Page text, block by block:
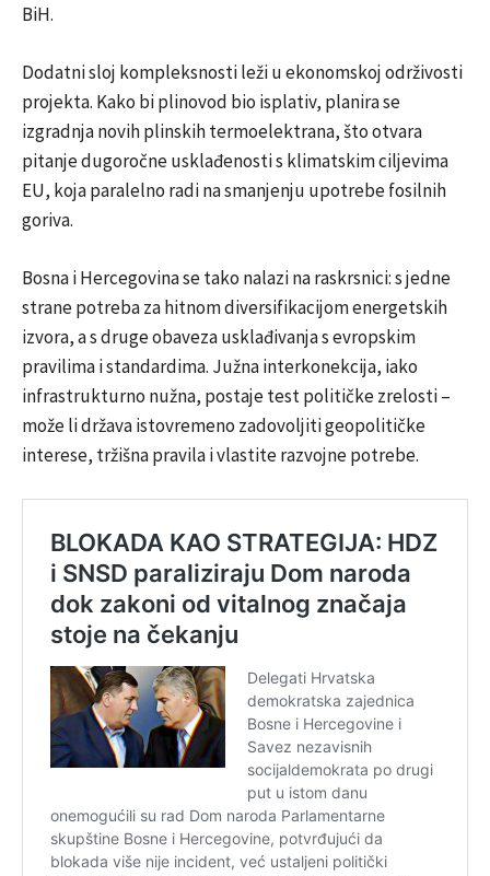
BiH.
Dodatni sloj kompleksnosti leži u ekonomskoj održivosti
projekta. Kako bi plinovod bio isplativ, planira se
izgradnja novih plinskih termoelektrana, što otvara
pitanje dugoročne usklađenosti s klimatskim ciljevima
EU, koja paralelno radi na smanjenju upotrebe fosilnih
goriva.
Bosna i Hercegovina se tako nalazi na raskrsnici: s jedne
strane potreba za hitnom diversifikacijom energetskih
izvora, a s druge obaveza usklađivanja s evropskim
pravilima i standardima. Južna interkonekcija, iako
infrastrukturno nužna, postaje test političke zrelosti –
može li država istovremeno zadovoljiti geopolitičke
interese, tržišna pravila i vlastite razvojne potrebe.